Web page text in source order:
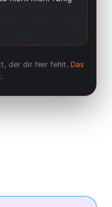
der dir hier fehlt. Das